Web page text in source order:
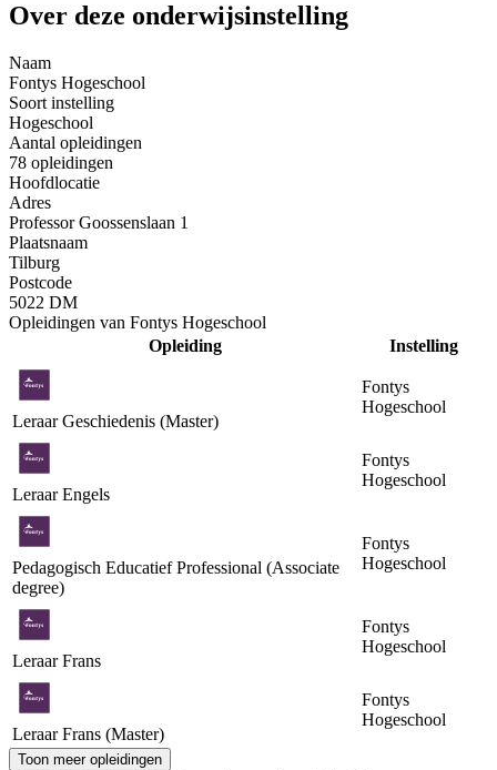
Over deze onderwijsinstelling
Naam
Fontys Hogeschool
Soort instelling
Hogeschool
Aantal opleidingen
78 opleidingen
Hoofdlocatie
Adres
Professor Goossenslaan 1
Plaatsnaam
Tilburg
Postcode
5022 DM
Opleidingen van Fontys Hogeschool
Opleiding
Instelling
Leraar Geschiedenis (Master)
Fontys
Hogeschool
Leraar Engels
Fontys
Hogeschool
Pedagogisch Educatief Professional (Associate
degree)
Fontys
Hogeschool
Leraar Frans
Fontys
Hogeschool
Leraar Frans (Master)
Fontys
Hogeschool
Toon meer opleidingen